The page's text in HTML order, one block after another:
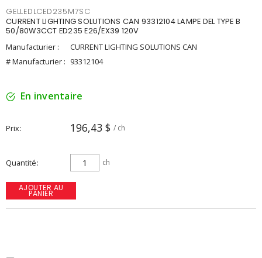
GELLEDLCED235M7SC
CURRENT LIGHTING SOLUTIONS CAN 93312104 LAMPE DEL TYPE B
50/80W3CCT ED235 E26/EX39 120V
Manufacturier :
CURRENT LIGHTING SOLUTIONS CAN
# Manufacturier : 93312104
En inventaire
Prix 196,43 $ / ch
Quantité ch
AJOUTER AU
PANIER